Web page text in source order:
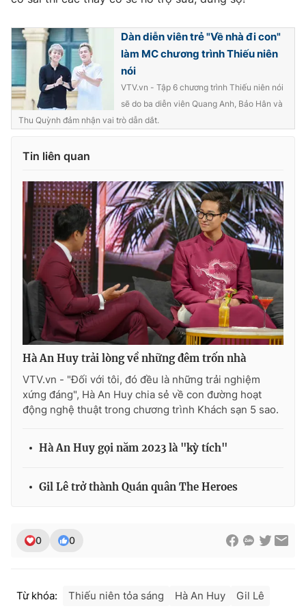
Dàn diễn viên trẻ "Về nhà đi con"
làm MC chương trình Thiếu niên
nói
VTV.vn - Tập 6 chương trình Thiếu niên nói
sẽ do ba diễn viên Quang Anh, Bảo Hân và
Thu Quỳnh đảm nhận vai trò dẫn dắt.
Tin liên quan
Hà An Huy trải lòng về những đêm trốn nhà
VTV.vn - "Đối với tôi, đó đều là những trải nghiệm
xứng đáng", Hà An Huy chia sẻ về con đường hoạt
động nghệ thuật trong chương trình Khách sạn 5 sao.
Hà An Huy gọi năm 2023 là "kỳ tích"
Gil Lê trở thành Quán quân The Heroes
0 0
Từ khóa: Thiếu niên tỏa sáng Hà An Huy Gil Lê